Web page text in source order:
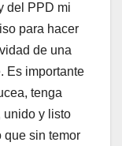
del PPD mi
para hacer
de una
Es importante
tenga
unido y listo
que sin temor